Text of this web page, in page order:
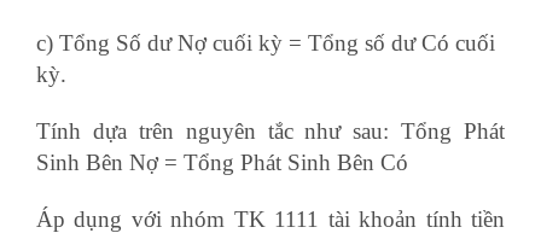
c) Tổng Số dư Nợ cuối kỳ = Tổng số dư Có cuối
kỳ.
Tính dựa trên nguyên tắc như sau: Tổng Phát
Sinh Bên Nợ = Tổng Phát Sinh Bên Có
Áp dụng với nhóm TK 1111 tài khoản tính tiền